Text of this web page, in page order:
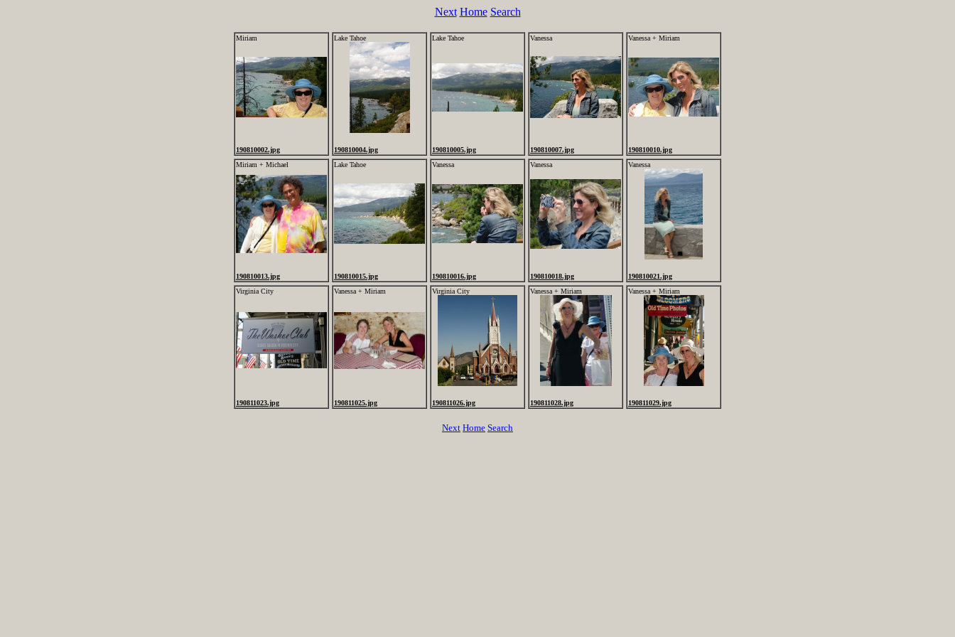
Next Home Search
Miriam
190810002.jpg
Lake Tahoe
190810004.jpg
Lake Tahoe
190810005.jpg
Vanessa
190810007.jpg
Vanessa + Miriam
190810010.jpg
Miriam + Michael
190810013.jpg
Lake Tahoe
190810015.jpg
Vanessa
190810016.jpg
Vanessa
190810018.jpg
Vanessa
190810021.jpg
Virginia City
190811023.jpg
Vanessa + Miriam
190811025.jpg
Virginia City
190811026.jpg
Vanessa + Miriam
190811028.jpg
Vanessa + Miriam
190811029.jpg
Next Home Search